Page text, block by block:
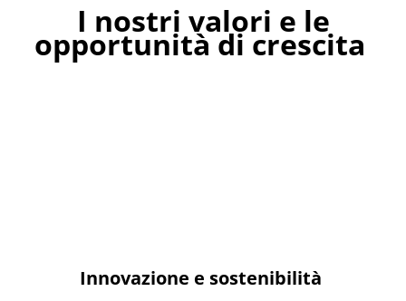
I nostri valori e le
opportunità di crescita
Innovazione e sostenibilità